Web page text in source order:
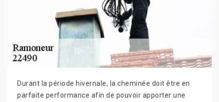
Durant la période hivernale, la cheminée doit être en
parfaite performance afin de pouvoir apporter une